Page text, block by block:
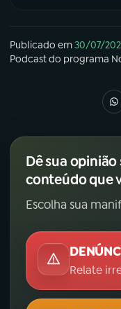
Publicado em30/07/
Podcastdo programa
Dê sua
conteúdo que
Escolha sua
Relate